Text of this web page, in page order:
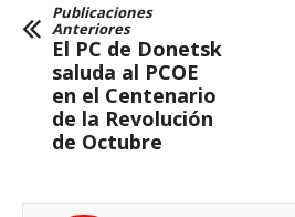
Publicaciones
Anteriores
El PC de Donetsk
saluda al PCOE
en el Centenario
de la Revolución
de Octubre